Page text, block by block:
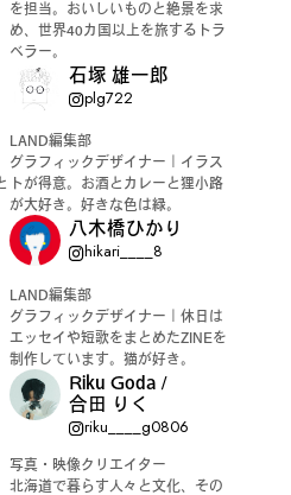
で編集部と直接チャットで
すめのお店や特集してほし
を担当。おいしいものと絶景を求
め、世界40カ国以上を旅するトラ
ベラー。
石塚 雄一郎
plg722
LAND編集部
グラフィックデザイナー｜イラス
トが得意。お酒とカレーと狸小路
が大好き。好きな色は緑。
八木橋ひかり
hikari____8
LAND編集部
グラフィックデザイナー｜休日は
エッセイや短歌をまとめたZINEを
制作しています。猫が好き。
Riku Goda /
合田 りく
riku____g0806
写真・映像クリエイター
北海道で暮らす人々と文化、その